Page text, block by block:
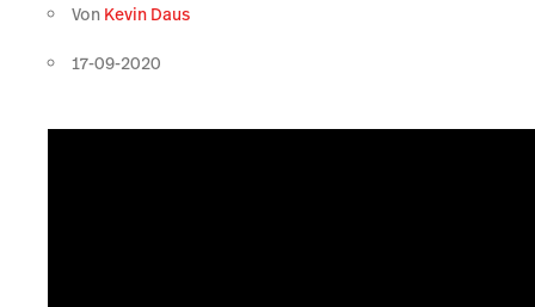
Von Kevin Daus
17-09-2020